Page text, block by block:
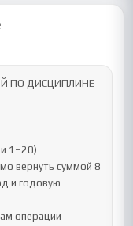
ПО ДИСЦИПЛИНЕ
1–20)
вернуть суммой 8
и годовую
операции